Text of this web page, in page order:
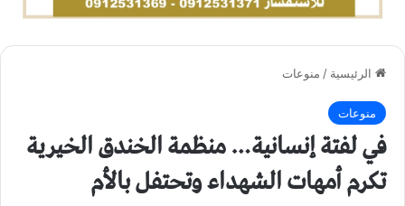
الرئيسية / منوعات
منوعات
في لفتة إنسانية… منظمة الخندق الخيرية
تكرم أمهات الشهداء وتحتفل بالأم